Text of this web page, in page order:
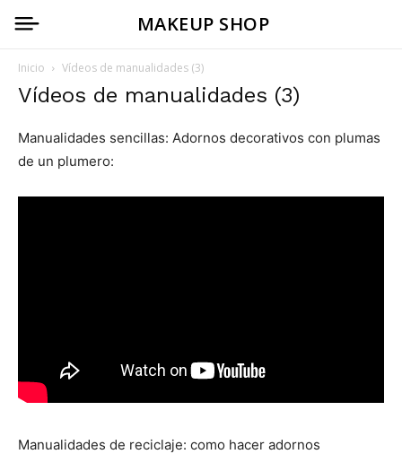
MAKEUP SHOP
Inicio Vídeos de manualidades (3)
Vídeos de manualidades (3)
Manualidades sencillas: Adornos decorativos con plumas
de un plumero:
Manualidades de reciclaje: como hacer adornos